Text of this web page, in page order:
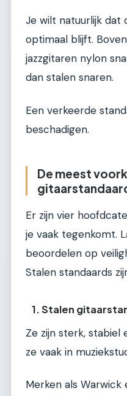
Je wilt natuurlijk dat
optimaal blijft.
jazzgitaren nylon
dan stalen snaren.
Een verkeerde
beschadigen.
De meest
Er zijn vier
je vaak tegenkomt.
beoordelen op
Stalen standaards
1. Stalen
Ze zijn sterk, stabiel
ze vaak in
Merken als Warwick